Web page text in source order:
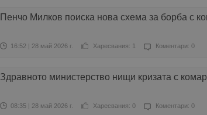
Пенчо Милков поиска нова схема за борба с
16:52 | 28 май 2026 г. Харесвания: 1 Коментари: 0
Здравното министерство нищи кризата с
08:35 | 28 май 2026 г. Харесвания: 0 Коментари: 0